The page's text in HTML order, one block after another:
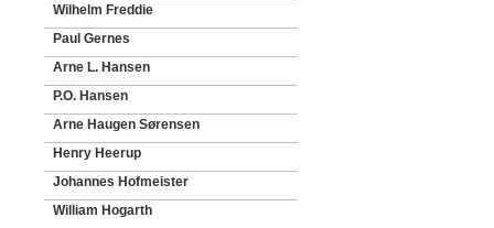
Wilhelm Freddie
Paul Gernes
Arne L. Hansen
P.O. Hansen
Arne Haugen Sørensen
Henry Heerup
Johannes Hofmeister
William Hogarth